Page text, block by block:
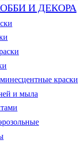
И ДЕКОРА
краски
и мыла